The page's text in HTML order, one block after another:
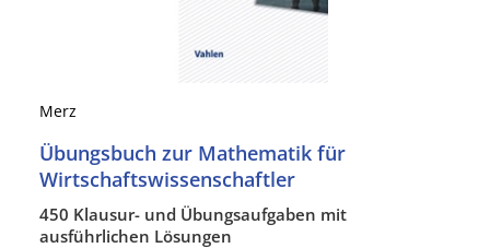
Merz
Übungsbuch zur Mathematik für
Wirtschaftswissenschaftler
450 Klausur- und Übungsaufgaben mit
ausführlichen Lösungen